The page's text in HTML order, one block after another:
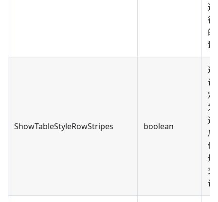
透
行
的
置
ShowTableStyleRowStripes boolean
返
设
定
为
透
启
偶
景
交
设